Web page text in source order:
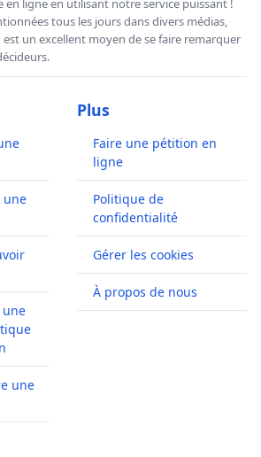
ligne en utilisant notre service puissant !
tous les jours dans divers médias,
un excellent moyen de se faire remarquer
une
une
une
Plus
Faire une pétition en
ligne
Politique de
confidentialité
Gérer les cookies
À propos de nous